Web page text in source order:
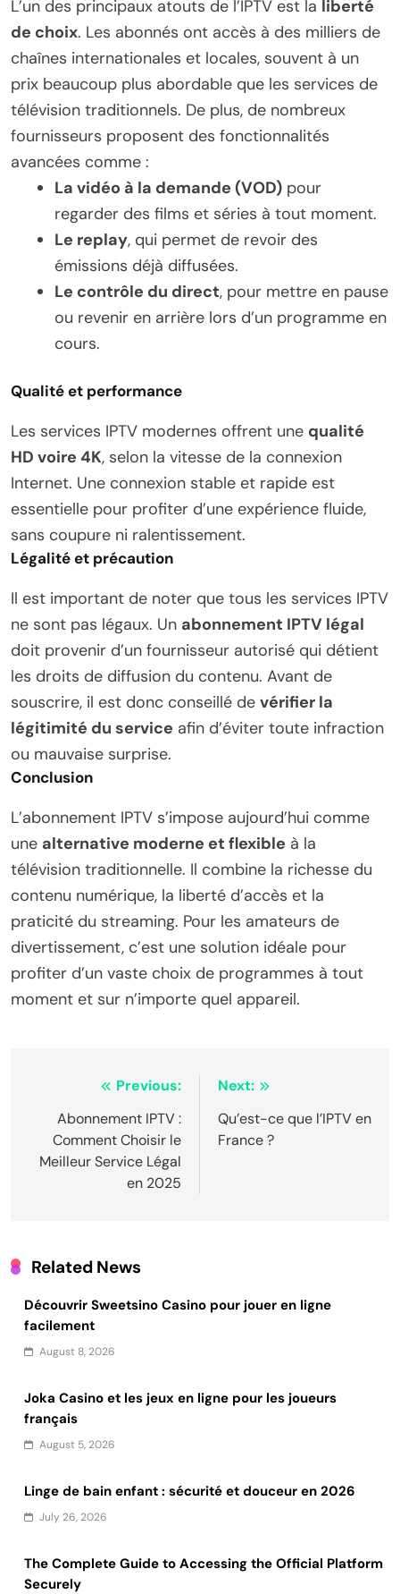
L’un des principaux atouts de l’IPTV est la liberté
de choix. Les abonnés ont accès à des milliers de
chaînes internationales et locales, souvent à un
prix beaucoup plus abordable que les services de
télévision traditionnels. De plus, de nombreux
fournisseurs proposent des fonctionnalités
avancées comme :
La vidéo à la demande (VOD) pour
regarder des films et séries à tout moment.
Le replay, qui permet de revoir des
émissions déjà diffusées.
Le contrôle du direct, pour mettre en pause
ou revenir en arrière lors d’un programme en
cours.
Qualité et performance
Les services IPTV modernes offrent une qualité
HD voire 4K, selon la vitesse de la connexion
Internet. Une connexion stable et rapide est
essentielle pour profiter d’une expérience fluide,
sans coupure ni ralentissement.
Légalité et précaution
Il est important de noter que tous les services IPTV
ne sont pas légaux. Un abonnement IPTV légal
doit provenir d’un fournisseur autorisé qui détient
les droits de diffusion du contenu. Avant de
souscrire, il est donc conseillé de vérifier la
légitimité du service afin d’éviter toute infraction
ou mauvaise surprise.
Conclusion
L’abonnement IPTV s’impose aujourd’hui comme
une alternative moderne et flexible à la
télévision traditionnelle. Il combine la richesse du
contenu numérique, la liberté d’accès et la
praticité du streaming. Pour les amateurs de
divertissement, c’est une solution idéale pour
profiter d’un vaste choix de programmes à tout
moment et sur n’importe quel appareil.
navigation
Previous:
Abonnement IPTV :
Comment Choisir le
Meilleur Service Légal
en 2025
Next:
Qu’est-ce que l’IPTV en
France ?
Related News
Découvrir Sweetsino Casino pour jouer en ligne
facilement
August 8, 2026
Joka Casino et les jeux en ligne pour les joueurs
français
August 5, 2026
Linge de bain enfant : sécurité et douceur en 2026
July 26, 2026
The Complete Guide to Accessing the Official Platform
Securely